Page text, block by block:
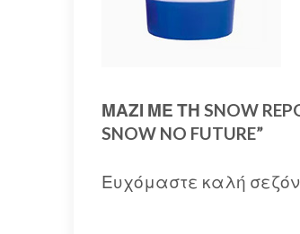
ΜΑΖΙ ΜΕ ΤΗ SNOW
SNOW NO FUTURE”
Ευχόμαστε καλή